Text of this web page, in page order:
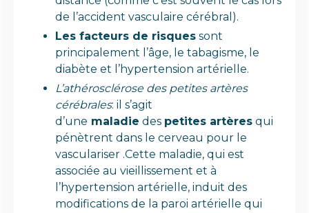
de l’accident vasculaire cérébral).
Les facteurs de risques sont
principalement l’âge, le tabagisme, le
diabète et l’hypertension artérielle.
L’athérosclérose des petites artères
cérébrales: il s’agit
d’une maladie des petites artères qui
pénètrent dans le cerveau pour le
vasculariser .Cette maladie, qui est
associée au vieillissement et à
l’hypertension artérielle, induit des
modifications de la paroi artérielle qui